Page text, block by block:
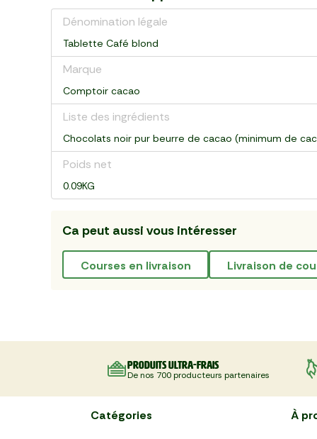
Dénomination légale
Tablette Café blond
Marque
Comptoir cacao
Liste des ingrédients
Chocolats noir pur beurre de cacao (minimum de
Poids net
0.09KG
Ca peut aussi vous intéresser
courses en livraison livraison de
Produits ultra-frais
De nos 700 producteurs partenaires
Catégories À